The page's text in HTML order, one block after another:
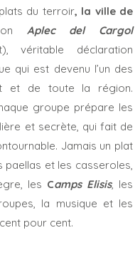
du terroir, la ville de
Aplec del Cargol
véritable déclaration
qui est devenu l’un des
et de toute la région.
groupe prépare les
et secrète, qui fait de
Jamais un plat
paellas et les casseroles,
les Camps Elisis, les
la musique et les
pour cent.